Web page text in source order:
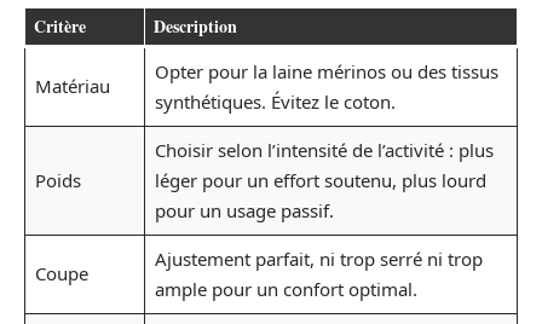
Critère Description
Matériau
Opter pour la laine mérinos ou des tissus
synthétiques. Évitez le coton.
Poids
Choisir selon l’intensité de l’activité : plus
léger pour un effort soutenu, plus lourd
pour un usage passif.
Coupe
Ajustement parfait, ni trop serré ni trop
ample pour un confort optimal.